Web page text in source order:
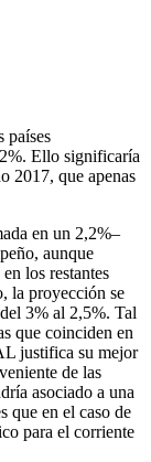
países
Ello significaría
2017, que apenas
en un 2,2%–
aunque
los restantes
la proyección se
3% al 2,5%. Tal
que coinciden en
justifica su mejor
de las
asociado a una
que en el caso de
para el corriente